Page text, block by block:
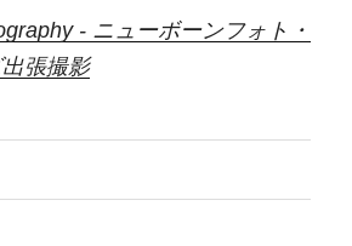
- ニューボーンフォト・
張撮影